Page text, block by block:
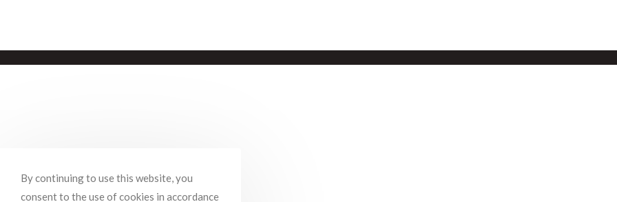
By continuing to use this website, you
consent to the use of cookies in accordance